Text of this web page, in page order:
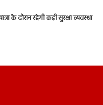
के दौरान रहेगी कड़ी सुरक्षा व्यवस्था